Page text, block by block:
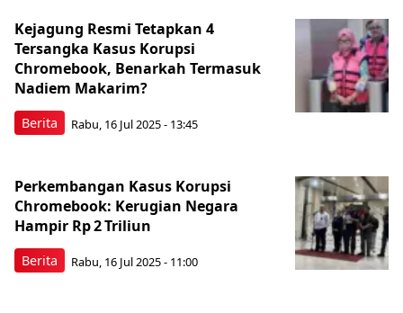
Berita
Kejagung Resmi Tetapkan 4
Tersangka Kasus Korupsi
Chromebook, Benarkah Termasuk
Nadiem Makarim?
Rabu, 16 Jul 2025 - 13:45
Berita
Perkembangan Kasus Korupsi
Chromebook: Kerugian Negara
Hampir Rp 2 Triliun
Rabu, 16 Jul 2025 - 11:00